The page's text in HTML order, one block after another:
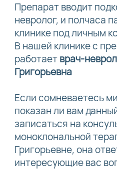
Препарат вводит
невролог, и полчаса
клинике под личным
В нашей клинике с
работаетврач-
Григорьевна
Если сомневаетесь
показан ли вам
записаться на
моноклональной
Григорьевне, она
интересующие вас